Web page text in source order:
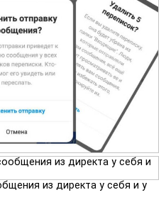
из директа у себя и у